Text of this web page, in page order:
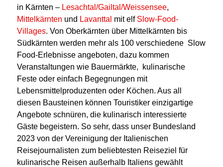
in Kärnten – Lesachtal/Gailtal/Weissensee,
Mittelkärnten und Lavanttal mit elf Slow-Food-
Villages. Von Oberkärnten über Mittelkärnten bis
Südkärnten werden mehr als 100 verschiedene Slow
Food-Erlebnisse angeboten, dazu kommen
Veranstaltungen wie Bauermärkte, kulinarische
Feste oder einfach Begegnungen mit
Lebensmittelproduzenten oder Köchen. Aus all
diesen Bausteinen können Touristiker einzigartige
Angebote schnüren, die kulinarisch interessierte
Gäste begeistern. So sehr, dass unser Bundesland
2023 von der Vereinigung der Italienischen
Reisejournalisten zum beliebtesten Reiseziel für
kulinarische Reisen außerhalb Italiens gewählt